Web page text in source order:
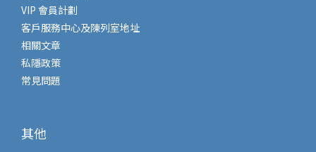
VIP 會員計劃
客戶服務中心及陳列室地址
相關文章
私隱政策
常見問題
其他